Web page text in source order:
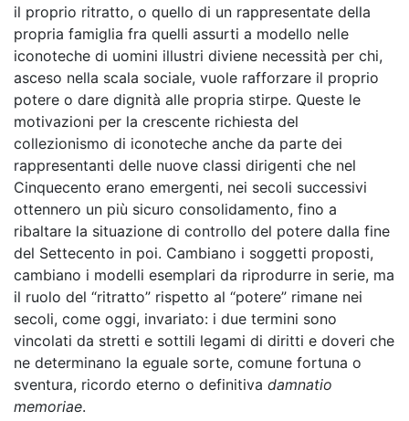
il proprio ritratto, o quello di un rappresentate della
propria famiglia fra quelli assurti a modello nelle
iconoteche di uomini illustri diviene necessità per chi,
asceso nella scala sociale, vuole rafforzare il proprio
potere o dare dignità alle propria stirpe. Queste le
motivazioni per la crescente richiesta del
collezionismo di iconoteche anche da parte dei
rappresentanti delle nuove classi dirigenti che nel
Cinquecento erano emergenti, nei secoli successivi
ottennero un più sicuro consolidamento, fino a
ribaltare la situazione di controllo del potere dalla fine
del Settecento in poi. Cambiano i soggetti proposti,
cambiano i modelli esemplari da riprodurre in serie, ma
il ruolo del “ritratto” rispetto al “potere” rimane nei
secoli, come oggi, invariato: i due termini sono
vincolati da stretti e sottili legami di diritti e doveri che
ne determinano la eguale sorte, comune fortuna o
sventura, ricordo eterno o definitiva damnatio
memoriae.